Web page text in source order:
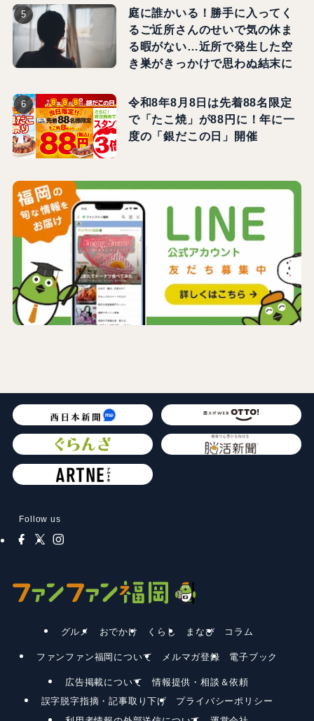
庭に誰かいる！勝手に入ってく
るご近所さんのせいで気の休ま
る暇がない…近所で発生した空
き巣がきっかけで思わぬ結末に
令和8年8月8日は先着88名限定
で「たこ焼」が88円に！年に一
度の「銀だこの日」開催
Follow us
グルメ おでかけ くらし まなび コラム
ファンファン福岡について メルマガ登録 電子ブック
広告掲載について
情報提供・相談＆依頼
誤字脱字指摘・記事取り下げ
プライバシーポリシー